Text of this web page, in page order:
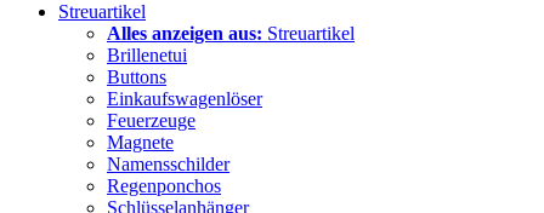
Streuartikel
Alles anzeigen aus: Streuartikel
Brillenetui
Buttons
Einkaufswagenlöser
Feuerzeuge
Magnete
Namensschilder
Regenponchos
Schlüsselanhänger